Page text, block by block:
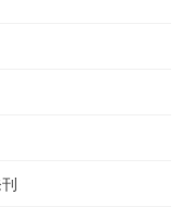
する会社です。人々
の一役を担う印刷は